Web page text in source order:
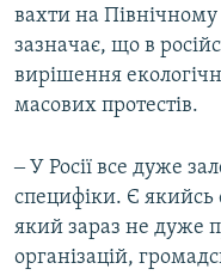
вахти на Північному
зазначає, що в
вирішення
масових протестів.
‒ У Росії все дуже
специфіки. Є
який зараз не дуже
організацій,